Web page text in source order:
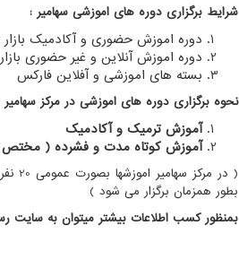
شرایط برگزاری دوره های اموزشی سهامیر :
دوره اموزش حضوری و آکادمیک
دوره اموزش آنلاین و غیر حضوری
بسته های اموزشی و آفلاین فارکس
نحوه برگزاری دوره های اموزشی در مرکز سهامیر
آموزش ترمیک و آکادمیک
آموزش کوتاه مدت و فشرده ( مختص
بطور همزمان برگزار می شود )
بمنظور کسب اطلاعات بیشتر میتوان به